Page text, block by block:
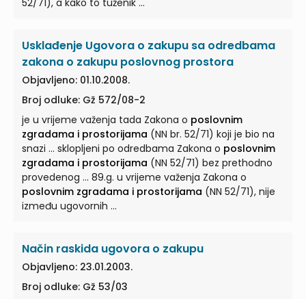
52/71), a kako to tuženik ...
Usklađenje Ugovora o zakupu sa odredbama
zakona o zakupu poslovnog prostora
Objavljeno: 01.10.2008.
Broj odluke: Gž 572/08-2
je u vrijeme važenja tada Zakona o poslovnim
zgradama i prostorijama (NN br. 52/71) koji je bio na
snazi ... sklopljeni po odredbama Zakona o poslovnim
zgradama i prostorijama (NN 52/71) bez prethodno
provedenog ... 89.g. u vrijeme važenja Zakona o
poslovnim zgradama i prostorijama (NN 52/71), nije
između ugovornih ...
Način raskida ugovora o zakupu
Objavljeno: 23.01.2003.
Broj odluke: Gž 53/03